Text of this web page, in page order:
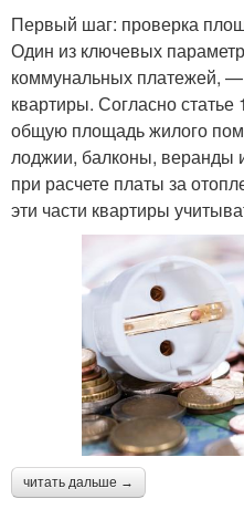
Первый шаг: проверка
Один из ключевых
коммунальных платежей,
квартиры. Согласно
общую площадь жилого
лоджии, балконы, веранды
при расчете платы за
эти части квартиры
читать дальше →